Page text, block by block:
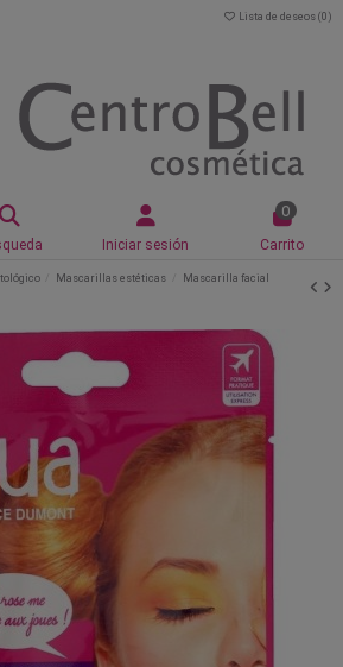
Lista de deseos (0 )
Iniciar sesión
0
Carrito
Mascarillas estéticas
Mascarilla facial